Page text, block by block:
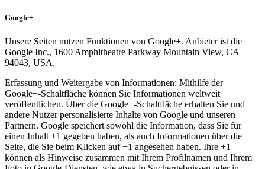
Google+
Unsere Seiten nutzen Funktionen von Google+. Anbieter ist die
Google Inc., 1600 Amphitheatre Parkway Mountain View, CA
94043, USA.
Erfassung und Weitergabe von Informationen: Mithilfe der
Google+-Schaltfläche können Sie Informationen weltweit
veröffentlichen. Über die Google+-Schaltfläche erhalten Sie und
andere Nutzer personalisierte Inhalte von Google und unseren
Partnern. Google speichert sowohl die Information, dass Sie für
einen Inhalt +1 gegeben haben, als auch Informationen über die
Seite, die Sie beim Klicken auf +1 angesehen haben. Ihre +1
können als Hinweise zusammen mit Ihrem Profilnamen und Ihrem